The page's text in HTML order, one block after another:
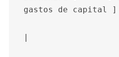
gastos de capital ]
|